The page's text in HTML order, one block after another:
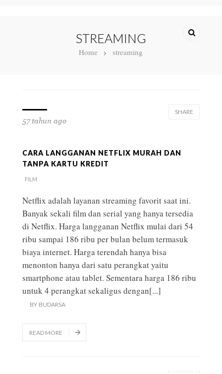
STREAMING
Home streaming
57 tahun ago
SHARE
CARA LANGGANAN NETFLIX MURAH DAN
TANPA KARTU KREDIT
FILM
Netflix adalah layanan streaming favorit saat ini.
Banyak sekali film dan serial yang hanya tersedia
di Netflix. Harga langganan Netflix mulai dari 54
ribu sampai 186 ribu per bulan belum termasuk
biaya internet. Harga terendah hanya bisa
menonton hanya dari satu perangkat yaitu
smartphone atau tablet. Sementara harga 186 ribu
untuk 4 perangkat sekaligus dengan[...]
BY BUDARSA
READ MORE